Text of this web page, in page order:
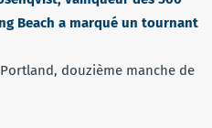
Beach a marqué un tournant
douzième manche de